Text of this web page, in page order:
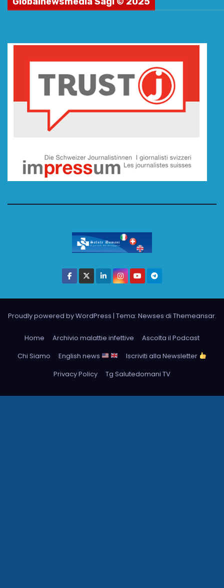
Proudly powered by WordPress | Tema: Newses di Themeansar.
Home Archivio malattie infettive
Ascolta il Podcast
Chi Siamo
English news
Iscriviti alla Newsletter
Privacy Policy
Tg Salutedomani TV